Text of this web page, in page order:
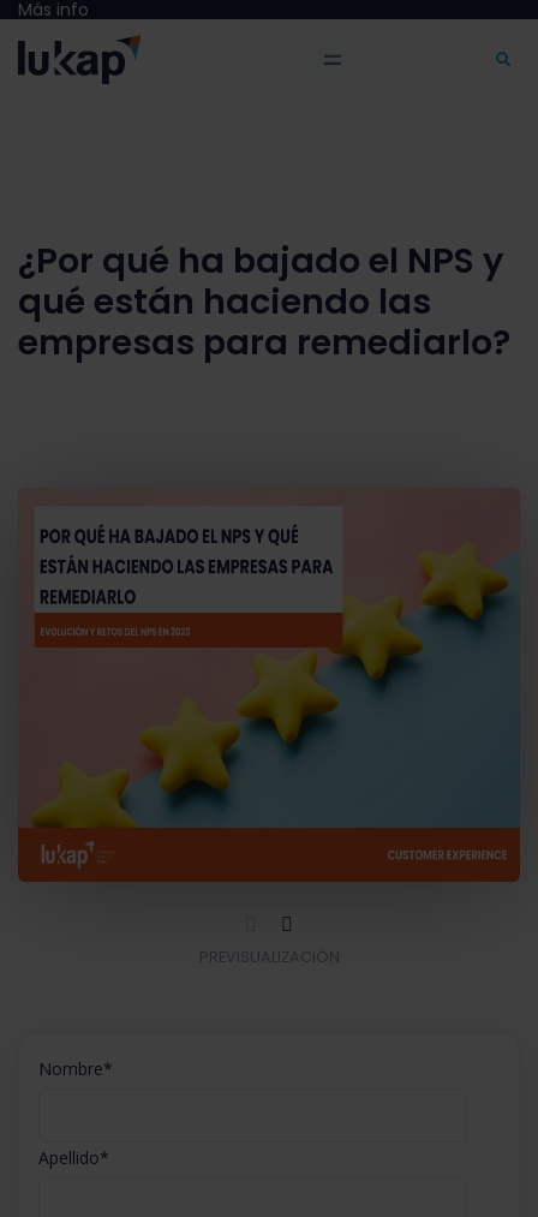
Más info
¿Por qué ha bajado el NPS y
qué están haciendo las
empresas para remediarlo?
PREVISUALIZACIÓN
Nombre*
Apellido*